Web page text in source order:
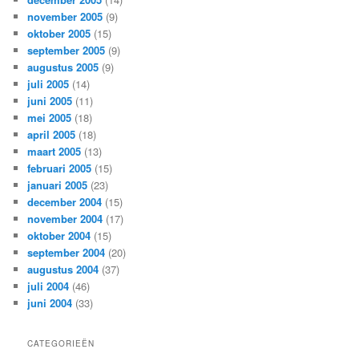
november 2005 (9)
oktober 2005 (15)
september 2005 (9)
augustus 2005 (9)
juli 2005 (14)
juni 2005 (11)
mei 2005 (18)
april 2005 (18)
maart 2005 (13)
februari 2005 (15)
januari 2005 (23)
december 2004 (15)
november 2004 (17)
oktober 2004 (15)
september 2004 (20)
augustus 2004 (37)
juli 2004 (46)
juni 2004 (33)
CATEGORIEËN